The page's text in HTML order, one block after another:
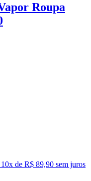
Roupa
10x de R$ 89,90 sem juros